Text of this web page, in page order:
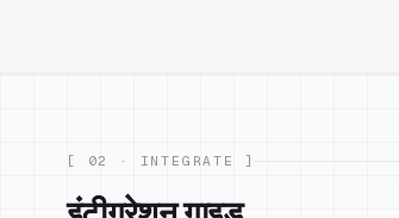
[ 02 · INTEGRATE ]